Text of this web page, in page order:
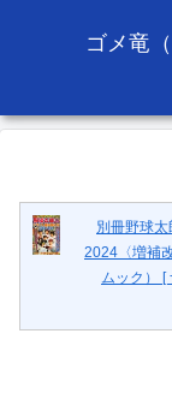
ゴメ竜
別冊野球
2024〈増補
ムック） [